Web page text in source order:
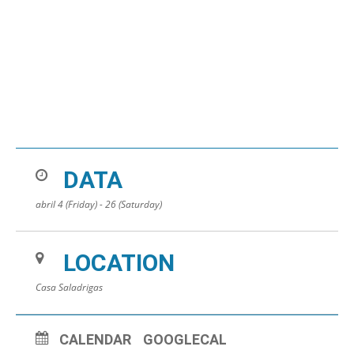
DATA
abril 4 (Friday) - 26 (Saturday)
LOCATION
Casa Saladrigas
CALENDAR GOOGLECAL